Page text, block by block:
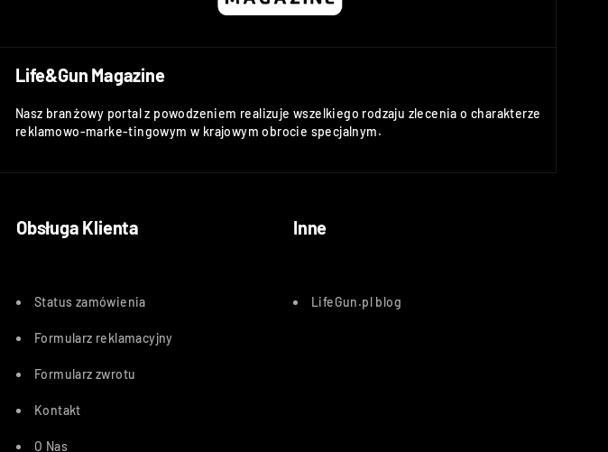
Life&Gun Magazine
Nasz branżowy portal z powodzeniem realizuje wszelkiego rodzaju zlecenia o charakterze
reklamowo-marke-tingowym w krajowym obrocie specjalnym.
Obsługa Klienta Inne
Status zamówienia
Formularz reklamacyjny
Formularz zwrotu
Kontakt
O Nas
LifeGun.pl blog